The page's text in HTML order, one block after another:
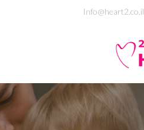
Info@heart2.co.il